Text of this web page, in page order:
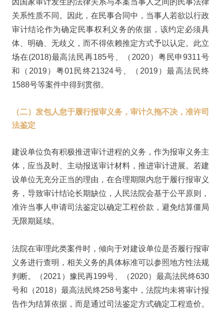
关系性质不同。因此，在民事合同中，当事人若欲以行政
审计结论作为确定民事权利义务的依据，该约定必须具
体、明确、无歧义，而不得依赖推定方式予以认定。此立
场在(2018)最高法民再185号、（2020）粤民申9311号
和（2019）粤01民终21324号、（2019）最高法民终
1588号等案件中得到贯彻。
（二）发包人怠于履行报审义务，审计久拖不决，准许司
法鉴定
建设单位负有积极推进审计进程的义务，作为报审义务主
体，应当及时、主动报送审计材料，推进审计进展。若建
设单位无充分正当的理由，在合理期限内怠于履行报审义
务，导致审计结论长期缺位，人民法院会基于公平原则，
准许当事人申请司法鉴定以确定工程价款，避免结算僵局
无限期延续。
法院在审理此类案件时，倾向于对建设单位是否履行报审
义务进行查明，相关义务的具体标准可以参照地方性法规
判断。（2021）豫民再199号、（2020）最高法民终630
号和（2018）最高法民终258号案中，法院均未将审计报
告作为结算依据，而是通过司法鉴定方式确定工程造价。